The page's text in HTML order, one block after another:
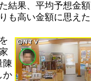
結果、平均予想金
も高い金額に思え
陳
か